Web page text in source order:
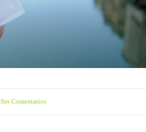
Sin Comentarios